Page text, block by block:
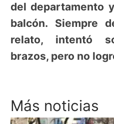
del departamento
balcón. Siempre
relato, intentó
brazos, pero no
Más noticias